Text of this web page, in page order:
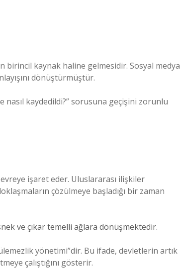
birincil kaynak haline gelmesidir. Sosyal medya
dönüştürmüştür.
kaydedildi?” sorusuna geçişini zorunlu
işaret eder. Uluslararası ilişkiler
çözülmeye başladığı bir zaman
ve çıkar temelli ağlara dönüşmektedir.
yönetimi”dir. Bu ifade, devletlerin artık
çalıştığını gösterir.